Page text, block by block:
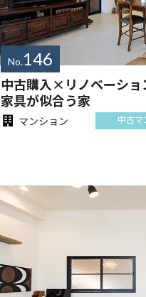
No.146
中古購入×リノベーショ
家具が似合う家
マンション 中古マ